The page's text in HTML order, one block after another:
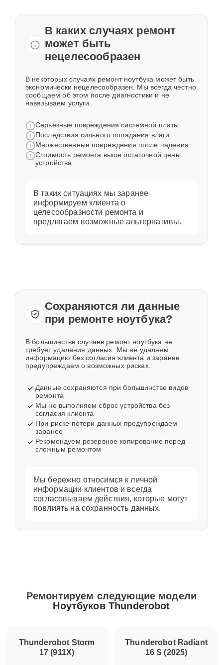
В каких случаях ремонт
может быть
нецелесообразен
В некоторых случаях ремонт ноутбука может быть
экономически нецелесообразен. Мы всегда честно
сообщаем об этом после диагностики и не
навязываем услуги.
Серьёзные повреждения системной платы
Последствия сильного попадания влаги
Множественные повреждения после падения
Стоимость ремонта выше остаточной цены
устройства
В таких ситуациях мы заранее
информируем клиента о
целесообразности ремонта и
предлагаем возможные альтернативы.
Сохраняются ли данные
при ремонте ноутбука?
В большинстве случаев ремонт ноутбука не
требует удаления данных. Мы не удаляем
информацию без согласия клиента и заранее
предупреждаем о возможных рисках.
Данные сохраняются при большинстве видов
ремонта
Мы не выполняем сброс устройства без
согласия клиента
При риске потери данных предупреждаем
заранее
Рекомендуем резервное копирование перед
сложным ремонтом
Мы бережно относимся к личной
информации клиентов и всегда
согласовываем действия, которые могут
повлиять на сохранность данных.
Ремонтируем следующие модели
Ноутбуков Thunderobot
Thunderobot Radiant
16 S (2025)